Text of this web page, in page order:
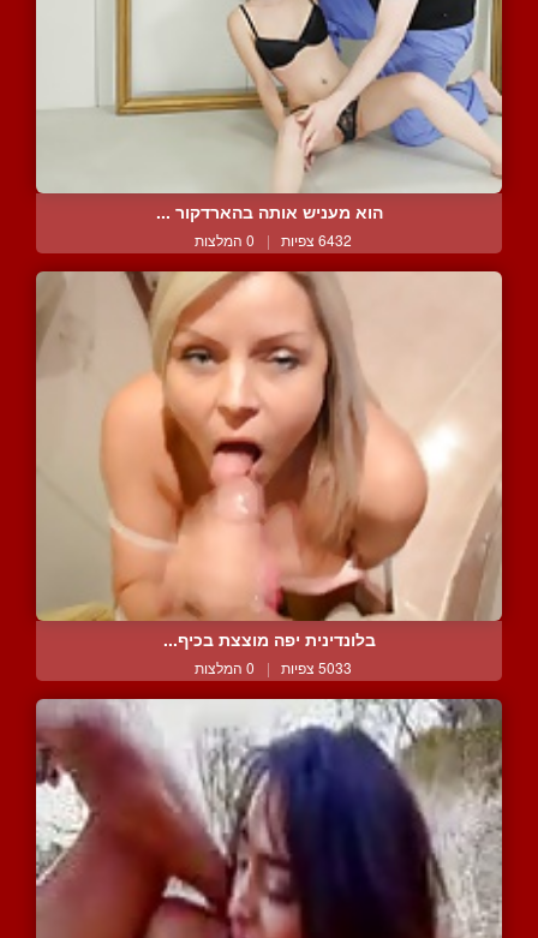
הוא מעניש אותה בהארדקור ...
6432 צפיות | 0 המלצות
בלונדינית יפה מוצצת בכיף...
5033 צפיות | 0 המלצות